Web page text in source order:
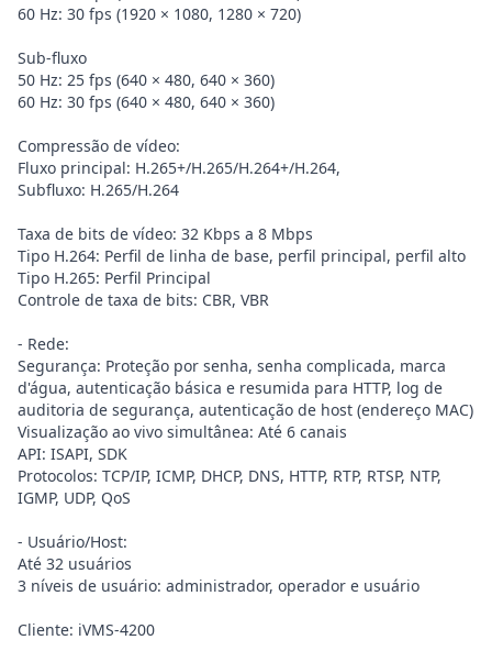
60 Hz: 30 fps (1920 × 1080, 1280 × 720)
Sub-fluxo
50 Hz: 25 fps (640 × 480, 640 × 360)
60 Hz: 30 fps (640 × 480, 640 × 360)
Compressão de vídeo:
Fluxo principal: H.265+/H.265/H.264+/H.264,
Subfluxo: H.265/H.264
Taxa de bits de vídeo: 32 Kbps a 8 Mbps
Tipo H.264: Perfil de linha de base, perfil principal, perfil alto
Tipo H.265: Perfil Principal
Controle de taxa de bits: CBR, VBR
- Rede:
Segurança: Proteção por senha, senha complicada, marca
d'água, autenticação básica e resumida para HTTP, log de
auditoria de segurança, autenticação de host (endereço MAC)
Visualização ao vivo simultânea: Até 6 canais
API: ISAPI, SDK
Protocolos: TCP/IP, ICMP, DHCP, DNS, HTTP, RTP, RTSP, NTP,
IGMP, UDP, QoS
- Usuário/Host:
Até 32 usuários
3 níveis de usuário: administrador, operador e usuário
Cliente: iVMS-4200